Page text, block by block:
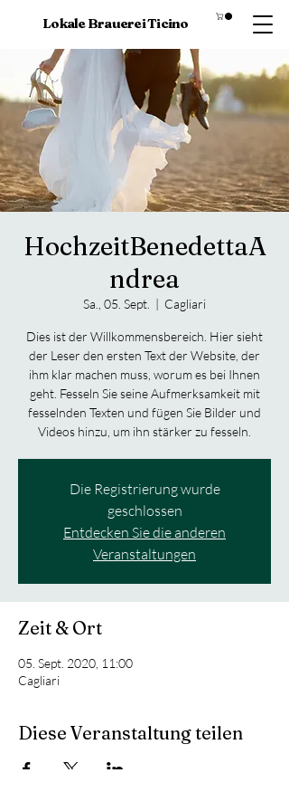
Lokale Brauerei Ticino
HochzeitBenedettaA
ndrea
Sa., 05. Sept.
  |
Cagliari
Dies ist der Willkommensbereich. Hier sieht
der Leser den ersten Text der Website, der
ihm klar machen muss, worum es bei Ihnen
geht. Fesseln Sie seine Aufmerksamkeit mit
fesselnden Texten und fügen Sie Bilder und
Videos hinzu, um ihn stärker zu fesseln.
Die Registrierung wurde
geschlossen
Entdecken Sie die anderen
Veranstaltungen
Zeit & Ort
05. Sept. 2020, 11:00
Cagliari
Diese Veranstaltung teilen